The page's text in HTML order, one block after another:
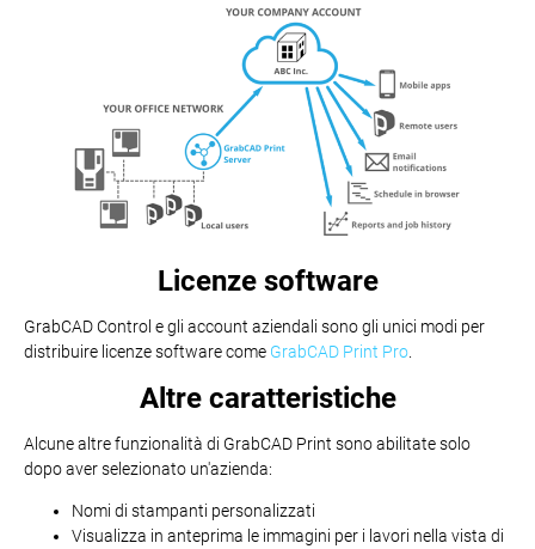
Licenze software
GrabCAD Control e gli account aziendali sono gli unici modi per
distribuire licenze software come GrabCAD Print Pro
Altre caratteristiche
Alcune altre funzionalità di GrabCAD Print sono abilitate solo
dopo aver selezionato un'azienda:
Nomi di stampanti personalizzati
Visualizza in anteprima le immagini per i lavori nella vista di